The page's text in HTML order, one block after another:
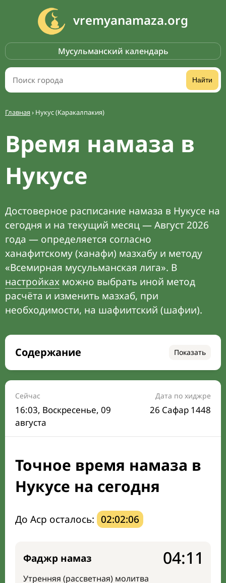
vremyanamaza.org
Мусульманский календарь
Найти
Главная› Нукус (Каракалпакия)
Время намаза в
Нукусе
Достоверное расписание намаза в Нукусе на
сегодня и на текущий месяц — Август 2026
года — определяется согласно
ханафитскому (ханафи) мазхабу и методу
«Всемирная мусульманская лига». В
настройках можно выбрать иной метод
расчёта и изменить мазхаб, при
необходимости, на шафиитский (шафии).
Содержание Показать
Время намаза на сегодня
Расписание на месяц
Время Сухура и Ифтара на сегодня
Календарь рамадана
Направление киблы
Сейчас
16:03, Воскресенье, 09
августа
Дата по хиджре
26 Сафар 1448
Точное время намаза в
Нукусе на сегодня
До Аср осталось: 02:02:05
Фаджр намаз
Утренняя (рассветная) молитва
04:11